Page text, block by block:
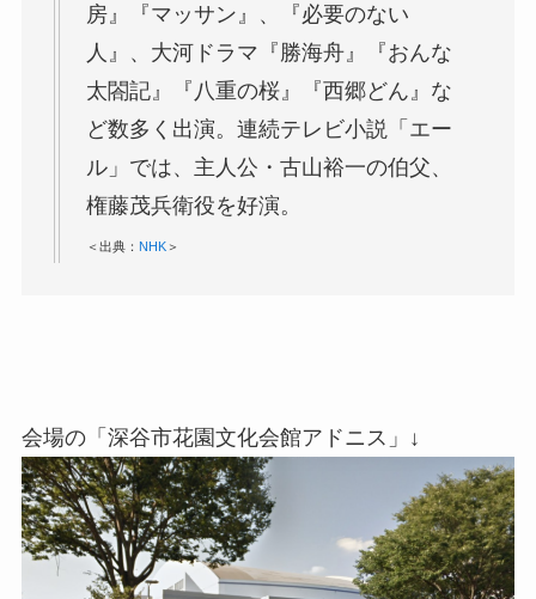
房』『マッサン』、『必要のない
人』、大河ドラマ『勝海舟』『おんな
太閤記』『八重の桜』『西郷どん』な
ど数多く出演。連続テレビ小説「エー
ル」では、主人公・古山裕一の伯父、
権藤茂兵衛役を好演。
＜出典： NHK＞
会場の「深谷市花園文化会館アドニス」↓